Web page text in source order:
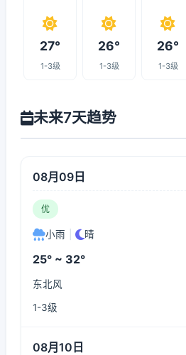
27°
1-3级
26°
1-3级
26°
1-3级
未来7天趋势
08月09日
优
小雨 晴
25° ~ 32°
东北风
1-3级
08月10日